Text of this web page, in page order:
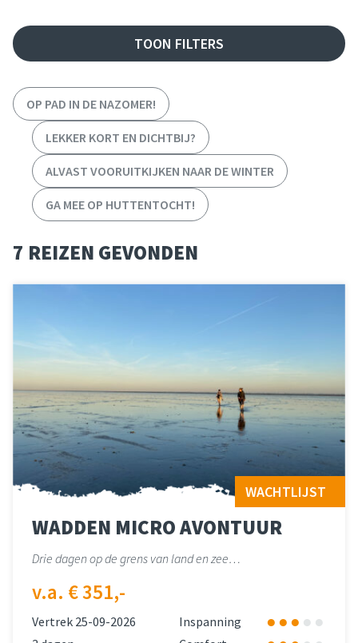
TOON FILTERS
OP PAD IN DE NAZOMER!
LEKKER KORT EN DICHTBIJ?
ALVAST VOORUITKIJKEN NAAR DE WINTER
GA MEE OP HUTTENTOCHT!
7 REIZEN GEVONDEN
WADDEN MICRO AVONTUUR
WACHTLIJST
Drie dagen op de grens van land en zee…
v.a. € 351,-
Vertrek 25-09-2026
Inspanning